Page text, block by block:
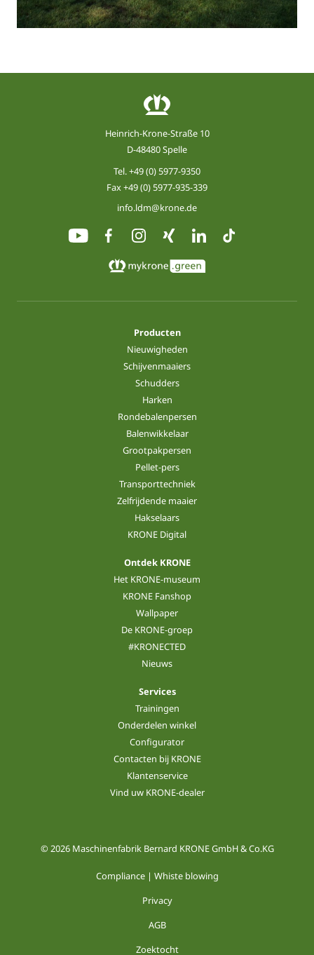
Heinrich-Krone-Straße 10
D-48480 Spelle
Tel.+49 (0) 5977-9350
Fax +49 (0) 5977-935-339
info.ldm@krone.de
Producten
Nieuwigheden
Schijvenmaaiers
Schudders
Harken
Rondebalenpersen
Balenwikkelaar
Grootpakpersen
Pellet-pers
Transporttechniek
Zelfrijdende maaier
Hakselaars
KRONE Digital
Ontdek KRONE
Het KRONE-museum
KRONE Fanshop
Wallpaper
De KRONE-groep
#KRONECTED
Nieuws
Services
Trainingen
Onderdelen winkel
Configurator
Contacten bij KRONE
Klantenservice
Vind uw KRONE-dealer
© 2026 Maschinenfabrik Bernard KRONE GmbH & Co.KG
Compliance | Whiste blowing
Privacy
AGB
Zoektocht